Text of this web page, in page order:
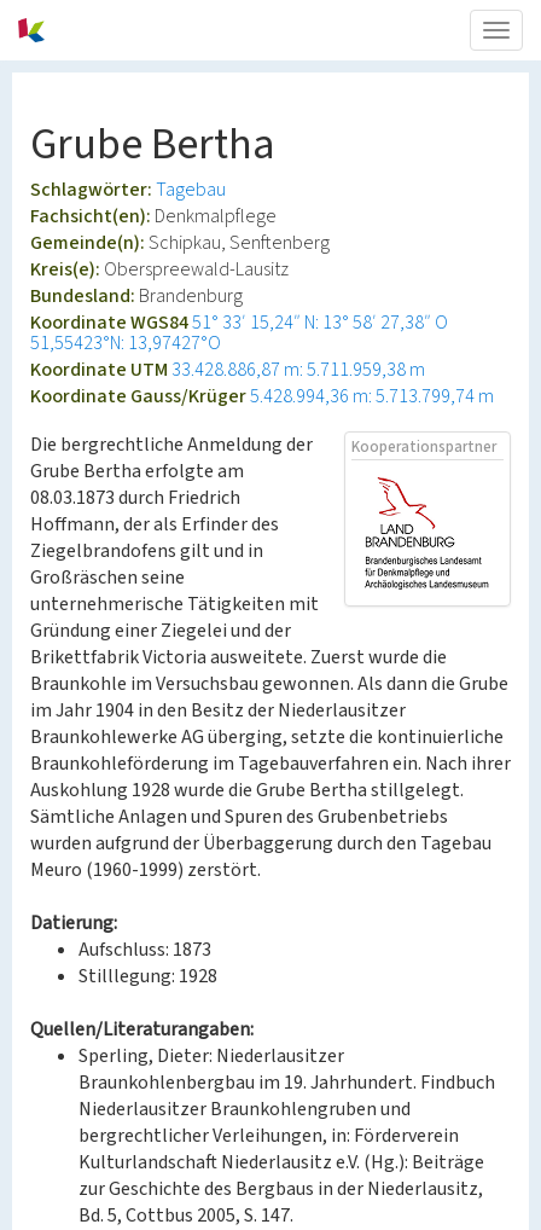
Grube Bertha
Schlagwörter:Tagebau
Fachsicht(en): Denkmalpflege
Gemeinde(n):Schipkau, Senftenberg
Kreis(e): Oberspreewald-Lausitz
Bundesland: Brandenburg
Koordinate WGS8451° 33′ 15,24″ N: 13° 58′ 27,38″ O
51,55423°N: 13,97427°O
Koordinate UTM 33.428.886,87 m: 5.711.959,38 m
Koordinate Gauss/Krüger5.428.994,36 m: 5.713.799,74 m
Kooperationspartner
Die bergrechtliche Anmeldung der
Grube Bertha erfolgte am
08.03.1873 durch Friedrich
Hoffmann, der als Erfinder des
Ziegelbrandofens gilt und in
Großräschen seine
unternehmerische Tätigkeiten mit
Gründung einer Ziegelei und der
Brikettfabrik Victoria ausweitete. Zuerst wurde die
Braunkohle im Versuchsbau gewonnen. Als dann die Grube
im Jahr 1904 in den Besitz der Niederlausitzer
Braunkohlewerke AG überging, setzte die kontinuierliche
Braunkohleförderung im Tagebauverfahren ein. Nach ihrer
Auskohlung 1928 wurde die Grube Bertha stillgelegt.
Sämtliche Anlagen und Spuren des Grubenbetriebs
wurden aufgrund der Überbaggerung durch den Tagebau
Meuro (1960-1999) zerstört.
Datierung:
Aufschluss: 1873
Stilllegung: 1928
Quellen/Literaturangaben:
Sperling, Dieter: Niederlausitzer
Braunkohlenbergbau im 19. Jahrhundert. Findbuch
Niederlausitzer Braunkohlengruben und
bergrechtlicher Verleihungen, in: Förderverein
Kulturlandschaft Niederlausitz e.V. (Hg.): Beiträge
zur Geschichte des Bergbaus in der Niederlausitz,
Bd. 5, Cottbus 2005, S. 147.